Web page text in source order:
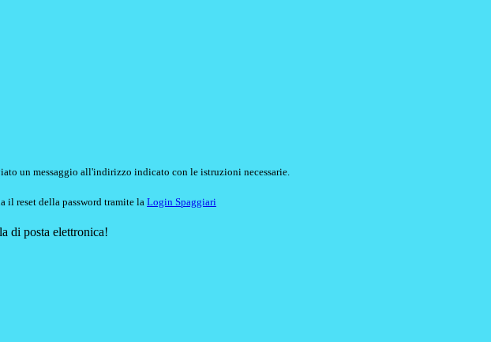
un messaggio all'indirizzo indicato con le istruzioni necessarie.
il reset della password tramite la Login Spaggiari
di posta elettronica!